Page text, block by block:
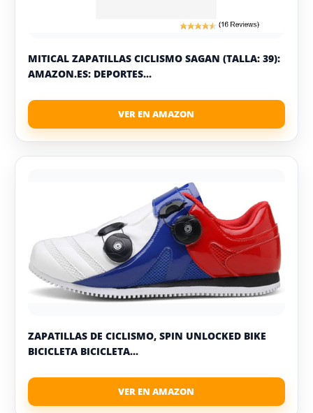
MITICAL ZAPATILLAS CICLISMO SAGAN (TALLA: 39):
AMAZON.ES: DEPORTES...
ZAPATILLAS DE CICLISMO, SPIN UNLOCKED BIKE
BICICLETA BICICLETA...